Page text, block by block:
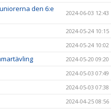
den 6:e
2024-06-03 12:43
2024-05-24 10:15
2024-05-24 10:02
2024-05-20 09:20
2024-05-03 07:49
2024-05-03 07:38
2024-04-25 08:56